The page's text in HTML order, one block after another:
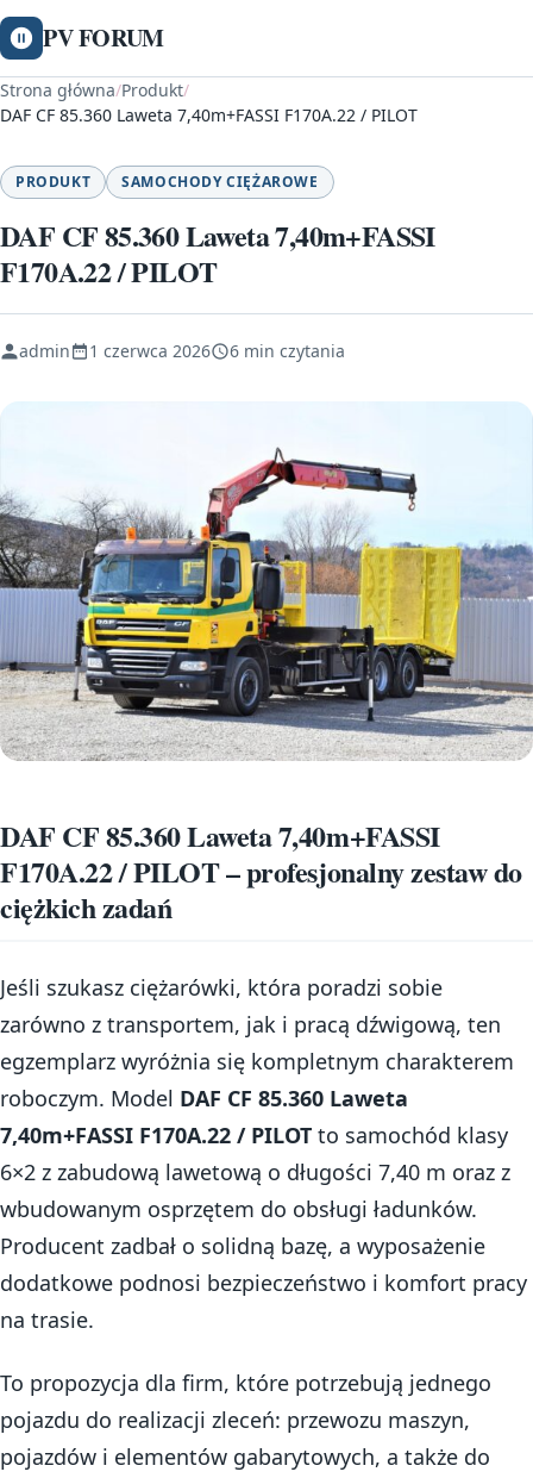
PV FORUM
Strona główna/Produkt/
DAF CF 85.360 Laweta 7,40m+FASSI F170A.22 / PILOT
PRODUKT SAMOCHODY CIĘŻAROWE
DAF CF 85.360 Laweta 7,40m+FASSI
F170A.22 / PILOT
admin 1 czerwca 2026 6 min czytania
DAF CF 85.360 Laweta 7,40m+FASSI
F170A.22 / PILOT – profesjonalny zestaw do
ciężkich zadań
Jeśli szukasz ciężarówki, która poradzi sobie
zarówno z transportem, jak i pracą dźwigową, ten
egzemplarz wyróżnia się kompletnym charakterem
roboczym. Model DAF CF 85.360 Laweta
7,40m+FASSI F170A.22 / PILOT to samochód klasy
6×2 z zabudową lawetową o długości 7,40 m oraz z
wbudowanym osprzętem do obsługi ładunków.
Producent zadbał o solidną bazę, a wyposażenie
dodatkowe podnosi bezpieczeństwo i komfort pracy
na trasie.
To propozycja dla firm, które potrzebują jednego
pojazdu do realizacji zleceń: przewozu maszyn,
pojazdów i elementów gabarytowych, a także do